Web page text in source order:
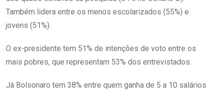
Também lidera entre os menos escolarizados (55%) e
jovens (51%).
O ex-presidente tem 51% de intenções de voto entre os
mais pobres, que representam 53% dos entrevistados.
Já Bolsonaro tem 38% entre quem ganha de 5 a 10 salários